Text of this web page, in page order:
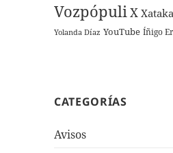
Vozpópuli X Xataka
Yolanda Díaz YouTube Íñigo
CATEGORÍAS
Avisos